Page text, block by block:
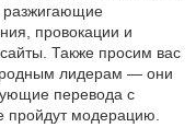
разжигающие
провокации и
Также просим вас
лидерам — они
перевода с
пройдут модерацию.